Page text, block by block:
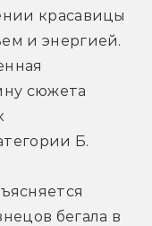
красавицы
и энергией.
сюжета
Б.
бегала в